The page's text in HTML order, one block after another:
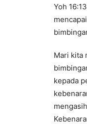
Yoh
Mari kita
kepada